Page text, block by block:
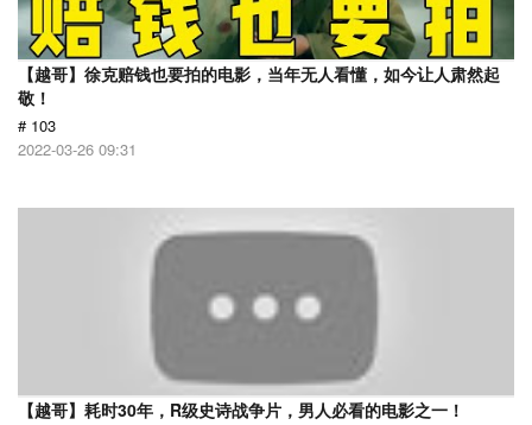
【越哥】徐克赔钱也要拍的电影，当年无人看懂，如今让人肃然起
敬！
# 103
2022-03-26 09:31
【越哥】耗时30年，R级史诗战争片，男人必看的电影之一！